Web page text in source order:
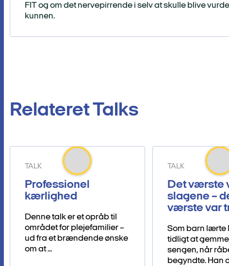
FIT og om det nervepirrende i selv at skulle blive
kunnen.
Relateret Talks
TALK
Professionel
kærlighed
Denne talk er et opråb til
området for plejefamilier –
ud fra et brændende ønske
om at ...
TALK
Det værste
slagene –
værste var
Som barn lærte
tidligt at
sengen, når
begyndte. Han